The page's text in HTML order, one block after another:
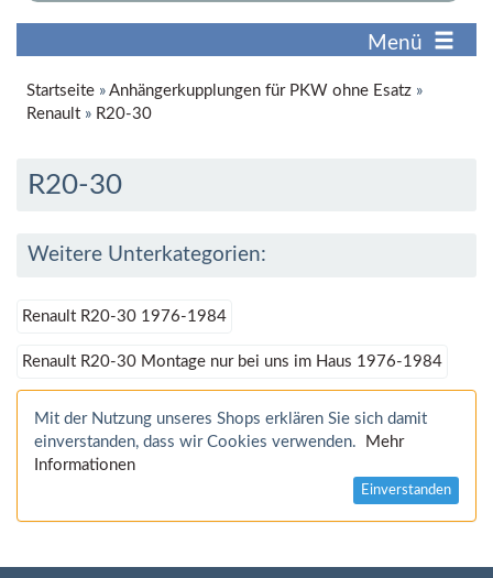
Menü
Startseite » Anhängerkupplungen für PKW ohne Esatz »
Renault » R20-30
R20-30
Weitere Unterkategorien:
Renault R20-30 1976-1984
Renault R20-30 Montage nur bei uns im Haus 1976-1984
Mit der Nutzung unseres Shops erklären Sie sich damit
einverstanden, dass wir Cookies verwenden.
Mehr
Informationen
Einverstanden